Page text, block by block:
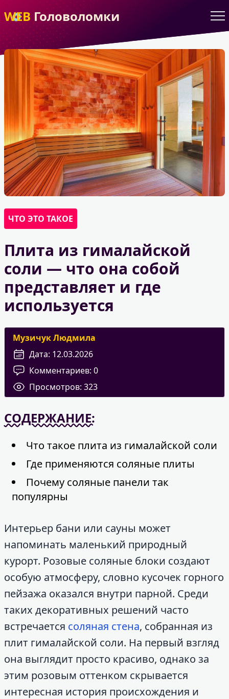
WEBГоловоломки
ЧТО ЭТО ТАКОЕ
Плита из гималайской
соли — что она собой
представляет и где
используется
Музичук Людмила
Дата: 12.03.2026
Комментариев: 0
Просмотров: 323
СОДЕРЖАНИЕ:
Что такое плита из гималайской соли
Где применяются соляные плиты
Почему соляные панели так
популярны
Интерьер бани или сауны может
напоминать маленький природный
курорт. Розовые соляные блоки создают
особую атмосферу, словно кусочек горного
пейзажа оказался внутри парной. Среди
таких декоративных решений часто
встречается соляная стена, собранная из
плит гималайской соли. На первый взгляд
она выглядит просто красиво, однако за
этим розовым оттенком скрывается
интересная история происхождения и